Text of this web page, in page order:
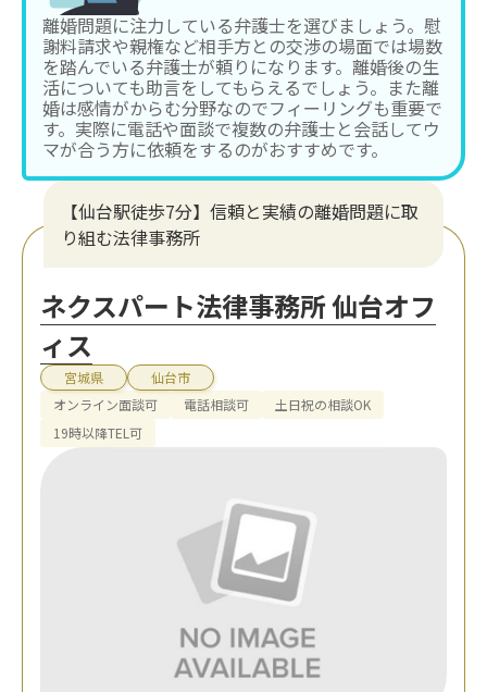
離婚問題に注力している弁護士を選びましょう。慰
謝料請求や親権など相手方との交渉の場面では場数
を踏んでいる弁護士が頼りになります。離婚後の生
活についても助言をしてもらえるでしょう。また離
婚は感情がからむ分野なのでフィーリングも重要で
す。実際に電話や面談で複数の弁護士と会話してウ
マが合う方に依頼をするのがおすすめです。
【仙台駅徒歩7分】信頼と実績の離婚問題に取
り組む法律事務所
ネクスパート法律事務所 仙台オフ
ィス
宮城県
仙台市
オンライン面談可
電話相談可
土日祝の相談OK
19時以降TEL可